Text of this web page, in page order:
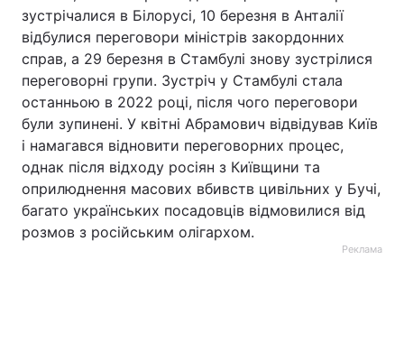
зустрічалися в Білорусі, 10 березня в Анталії
відбулися переговори міністрів закордонних
справ, а 29 березня в Стамбулі знову зустрілися
переговорні групи. Зустріч у Стамбулі стала
останньою в 2022 році, після чого переговори
були зупинені. У квітні Абрамович відвідував Київ
і намагався відновити переговорних процес,
однак після відходу росіян з Київщини та
оприлюднення масових вбивств цивільних у Бучі,
багато українських посадовців відмовилися від
розмов з російським олігархом.
Реклама